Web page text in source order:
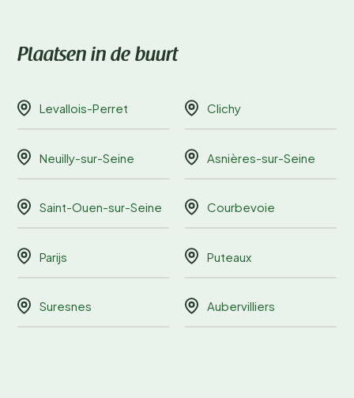
Plaatsen in de buurt
Levallois-Perret Clichy
Neuilly-sur-Seine Asnières-sur-Seine
Saint-Ouen-sur-Seine Courbevoie
Parijs Puteaux
Suresnes Aubervilliers